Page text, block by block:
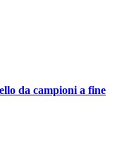
da campioni a fine